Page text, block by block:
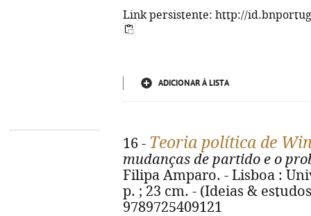
Link persistente: http://
ADICIONAR À LISTA
16 - Teoria política de
mudanças de partido e o
Filipa Amparo. - Lisboa :
p. ; 23 cm. - (Ideias &
9789725409121